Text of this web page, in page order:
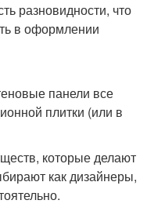
разновидности, что
в оформлении
панели все
плитки (или в
которые делают
как дизайнеры,